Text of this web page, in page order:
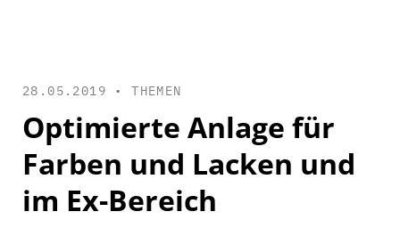
28.05.2019 •THEMEN
Optimierte Anlage für
Farben und Lacken und
im Ex-Bereich